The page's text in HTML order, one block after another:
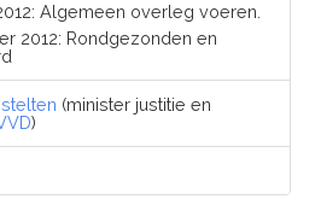
Algemeen overleg voeren.
2012: Rondgezonden en
(minister justitie en
)